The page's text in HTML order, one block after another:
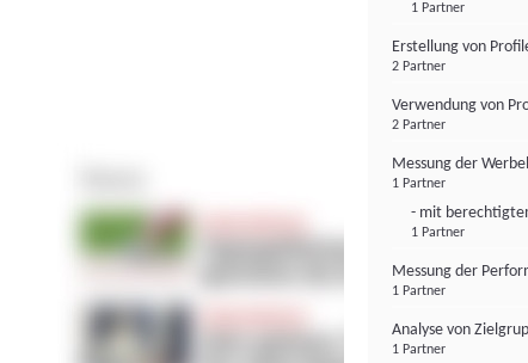
1 Partner
Erstellung von
2 Partner
Verwendung von
2 Partner
Messung der
1 Partner
- mit
1 Partner
Messung der
1 Partner
Analyse von
1 Partner